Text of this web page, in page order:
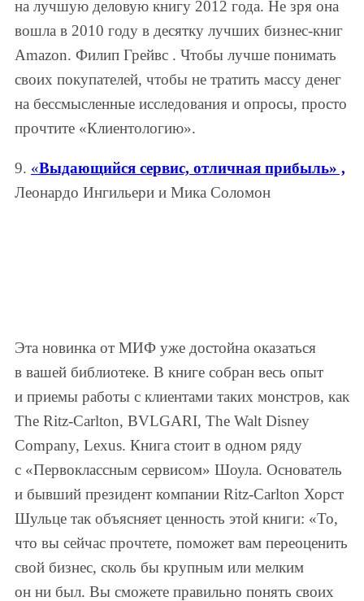
на лучшую деловую книгу 2012 года. Не зря она
вошла в 2010 году в десятку лучших бизнес-книг
Amazon. Филип Грейвс . Чтобы лучше понимать
своих покупателей, чтобы не тратить массу денег
на бессмысленные исследования и опросы, просто
прочтите «Клиентологию».
9. «Выдающийся сервис, отличная прибыль» ,
Леонардо Ингильери и Мика Соломон
Эта новинка от МИФ уже достойна оказаться
в вашей библиотеке. В книге собран весь опыт
и приемы работы с клиентами таких монстров, как
The Ritz-Carlton, BVLGARI, The Walt Disney
Company, Lexus. Книга стоит в одном ряду
с «Первоклассным сервисом» Шоула. Основатель
и бывший президент компании Ritz-Carlton Хорст
Шульце так объясняет ценность этой книги: «То,
что вы сейчас прочтете, поможет вам переоценить
свой бизнес, сколь бы крупным или мелким
он ни был. Вы сможете правильно понять своих